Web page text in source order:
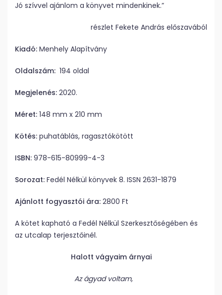
Jó szívvel ajánlom a könyvet mindenkinek.”
részlet Fekete András előszavából
Kiadó: Menhely Alapítvány
Oldalszám: 194 oldal
Megjelenés: 2020.
Méret: 148 mm x 210 mm
Kötés: puhatáblás, ragasztókötött
ISBN: 978-615-80999-4-3
Sorozat: Fedél Nélkül könyvek 8. ISSN 2631-1879
Ajánlott fogyasztói ára: 2800 Ft
A kötet kapható a Fedél Nélkül Szerkesztőségében és
az utcalap terjesztőinél.
Halott vágyaim árnyai
Az ágyad voltam,